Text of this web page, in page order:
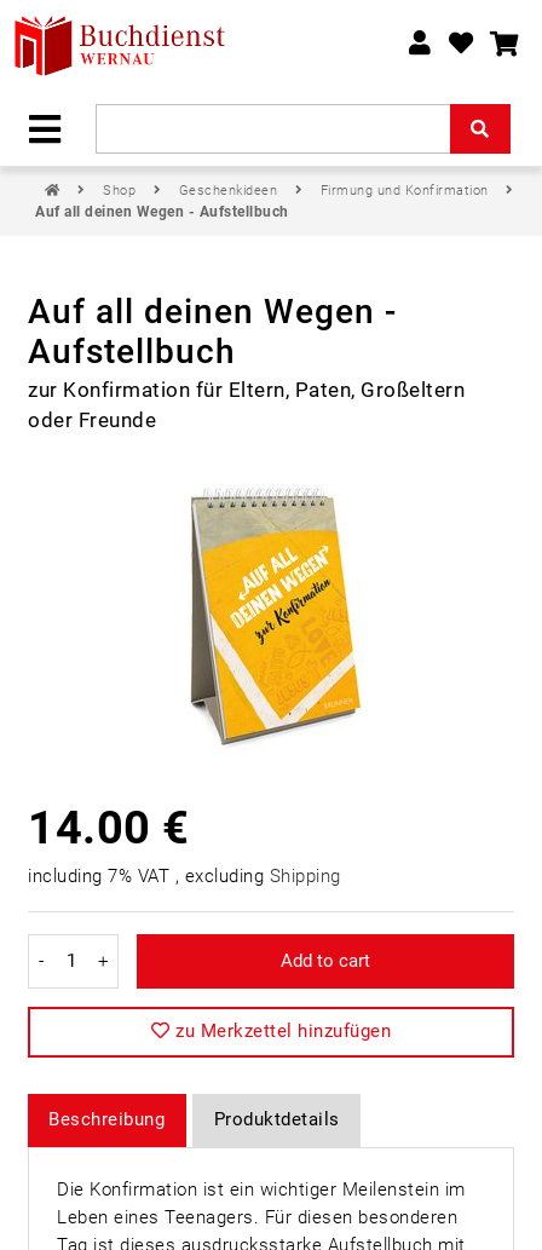
Shop Geschenkideen Firmung und Konfirmation
Auf all deinen Wegen - Aufstellbuch
Auf all deinen Wegen -
Aufstellbuch
zur Konfirmation für Eltern, Paten, Großeltern
oder Freunde
14.00 €
including 7% VAT , excluding Shipping
- + Add to cart
zu Merkzettel hinzufügen
Beschreibung Produktdetails
Die Konfirmation ist ein wichtiger Meilenstein im
Leben eines Teenagers. Für diesen besonderen
Tag ist dieses ausdrucksstarke Aufstellbuch mit